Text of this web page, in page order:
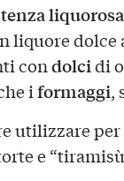
liquorosa
liquore dolce
condolcidi
iformaggi,
utilizzare
e